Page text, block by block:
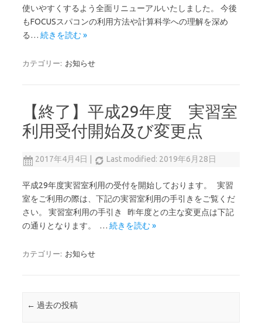
使いやすくするよう全面リニューアルいたしました。 今後
もFOCUSスパコンの利用方法や計算科学への理解を深め
る… 続きを読む »
カテゴリー: お知らせ
【終了】平成29年度 実習室
利用受付開始及び変更点
2017年4月4日 Last modified: 2019年6月28日
平成29年度実習室利用の受付を開始しております。 実習
室をご利用の際は、下記の実習室利用の手引きをご覧くだ
さい。 実習室利用の手引き 昨年度との主な変更点は下記
の通りとなります。 … 続きを読む »
カテゴリー: お知らせ
投稿ナビゲーション
← 過去の投稿